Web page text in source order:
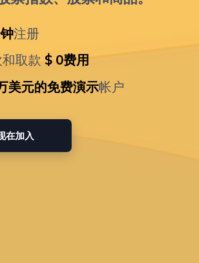
注册
取款 $ 0费用
美元的免费演示帐户
在加入